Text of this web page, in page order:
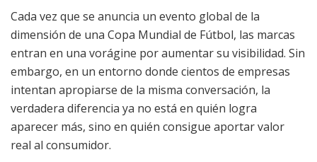
Cada vez que se anuncia un evento global de la
dimensión de una Copa Mundial de Fútbol, las marcas
entran en una vorágine por aumentar su visibilidad. Sin
embargo, en un entorno donde cientos de empresas
intentan apropiarse de la misma conversación, la
verdadera diferencia ya no está en quién logra
aparecer más, sino en quién consigue aportar valor
real al consumidor.